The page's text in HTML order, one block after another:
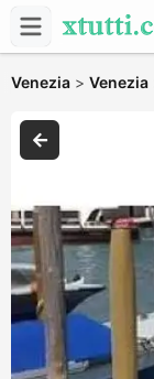
Venezia > Venezia